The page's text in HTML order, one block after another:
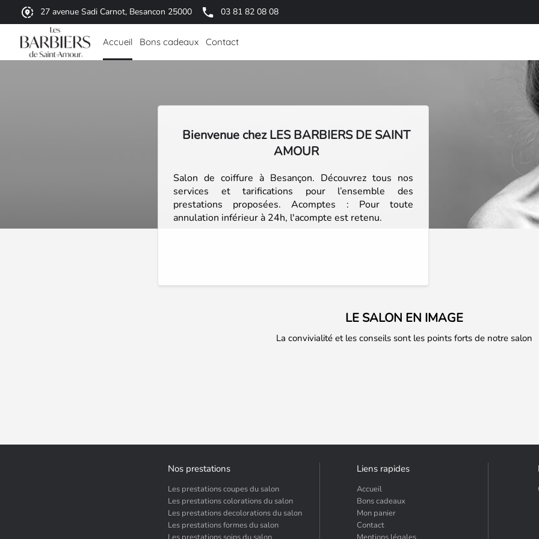
27 avenue Sadi Carnot, Besancon 25000 03 81 82 08 08
Accueil Bons cadeaux Contact
Bienvenue chez LES BARBIERS DE SAINT
AMOUR
Salon de coiffure à Besançon. Découvrez tous nos
services et tarifications pour l’ensemble des
prestations proposées. Acomptes : Pour toute
annulation inférieur à 24h, l'acompte est retenu.
LE SALON EN IMAGE
La convivialité et les conseils sont les points forts de notre salon
Nos prestations
Les prestations coupes du salon
Les prestations colorations du salon
Les prestations decolorations du salon
Les prestations formes du salon
Liens rapides
Accueil
Bons cadeaux
Mon panier
Contact